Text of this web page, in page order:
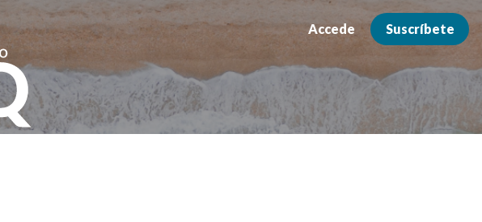
Accede Suscríbete